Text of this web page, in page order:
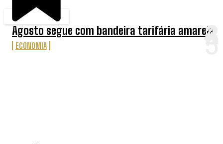
Agosto segue com bandeira tarifária amarela
ECONOMIA